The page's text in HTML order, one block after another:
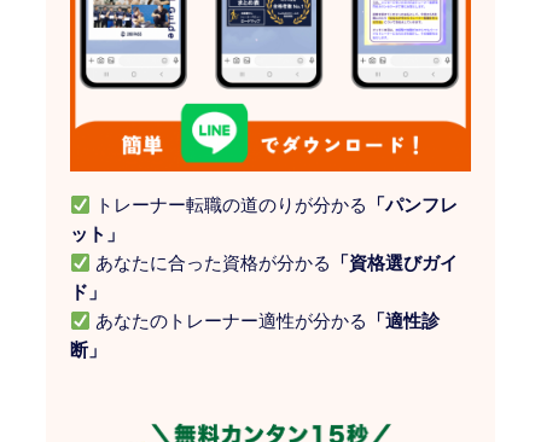
トレーナー転職の道のりが分かる
「パンフレ
ット」
あなたに合った資格が分かる
「資格選びガイ
ド」
あなたのトレーナー適性が分かる
「適性診
断」